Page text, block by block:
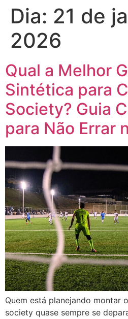
Dia: 21 de
2026
Qual a Melhor
Sintética para
Society? Guia
para Não Errar
Quem está planejando montar
society quase sempre se